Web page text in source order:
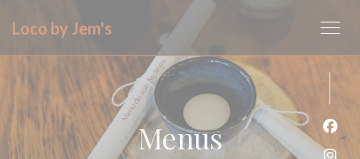
Loco by Jem's
Menus